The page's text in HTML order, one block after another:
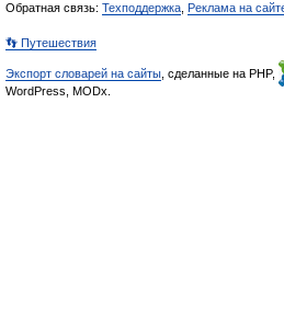
Обратная связь: Техподдержка Реклама на
👣 Путешествия
Экспорт словарей на сайты , сделанные на PHP,
WordPress, MODx.